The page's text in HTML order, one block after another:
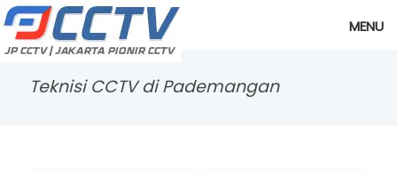
MENU
Teknisi CCTV di Pademangan